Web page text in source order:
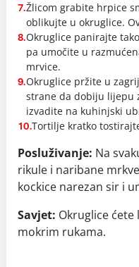
7.Žlicom grabite hrpice
oblikujte u okruglice.
8.Okruglice panirajte
pa umočite u
mrvice.
9.Okruglice pržite u
strane da dobiju lijepu
izvadite na kuhinjski
10.Tortilje kratko
Posluživanje: Na
rikule i naribane
kockice narezan sir i
Savjet: Okruglice
mokrim rukama.